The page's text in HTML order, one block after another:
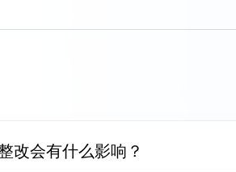
改会有什么影响？